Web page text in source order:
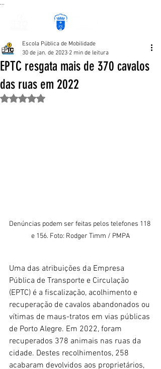
EPTC resgata mais de 370 cavalos
das ruas em 2022
Escola Pública de Mobilidade
30 de jan. de 2023 2 min de leitura
Avaliado com NaN de 5 estrelas.
Denúncias podem ser feitas pelos telefones 118
e 156. Foto: Rodger Timm / PMPA
Uma das atribuições da Empresa
Pública de Transporte e Circulação
(EPTC) é a fiscalização, acolhimento e
recuperação de cavalos abandonados ou
vítimas de maus-tratos em vias públicas
de Porto Alegre. Em 2022, foram
recuperados 378 animais nas ruas da
cidade. Destes recolhimentos, 258
acabaram devolvidos aos proprietários,